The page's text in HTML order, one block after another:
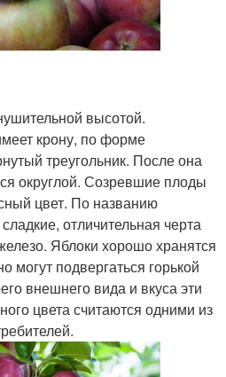
высотой.
крону, по форме
треугольник. После она
округлой. Созревшие плоды
цвет. По названию
отличительная черта
Яблоки хорошо хранятся
могут подвергаться горькой
внешнего вида и вкуса эти
цвета считаются одними из